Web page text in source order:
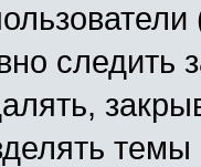
следить